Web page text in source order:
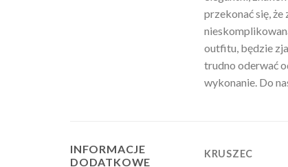
przekonać się,
outfitu, będzie
trudno oderwać
wykonanie. Do
INFORMACJE
DODATKOWE
KRUSZEC